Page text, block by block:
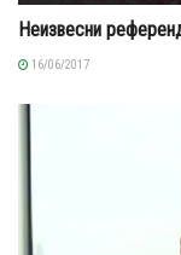
Неизвесни
16/06/2017